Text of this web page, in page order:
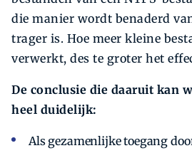
die manier wordt benaderd
trager is. Hoe meer kleine
verwerkt, des te groter het
De conclusie die daaruit kan
heel duidelijk:
Als gezamenlijke toegang